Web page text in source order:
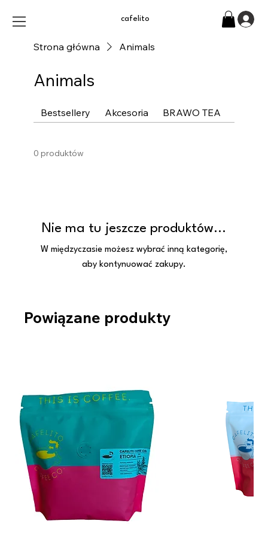
cafelito
Strona główna Animals
Animals
Bestsellery Akcesoria BRAWO TEA
0 produktów
Nie ma tu jeszcze produktów...
W międzyczasie możesz wybrać inną kategorię,
aby kontynuować zakupy.
Powiązane produkty